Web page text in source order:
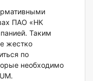
ПАО «НК
Таким
жестко
по
необходимо